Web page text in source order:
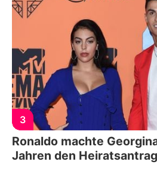
3
Ronaldo machte
Jahren den Heiratsantrag